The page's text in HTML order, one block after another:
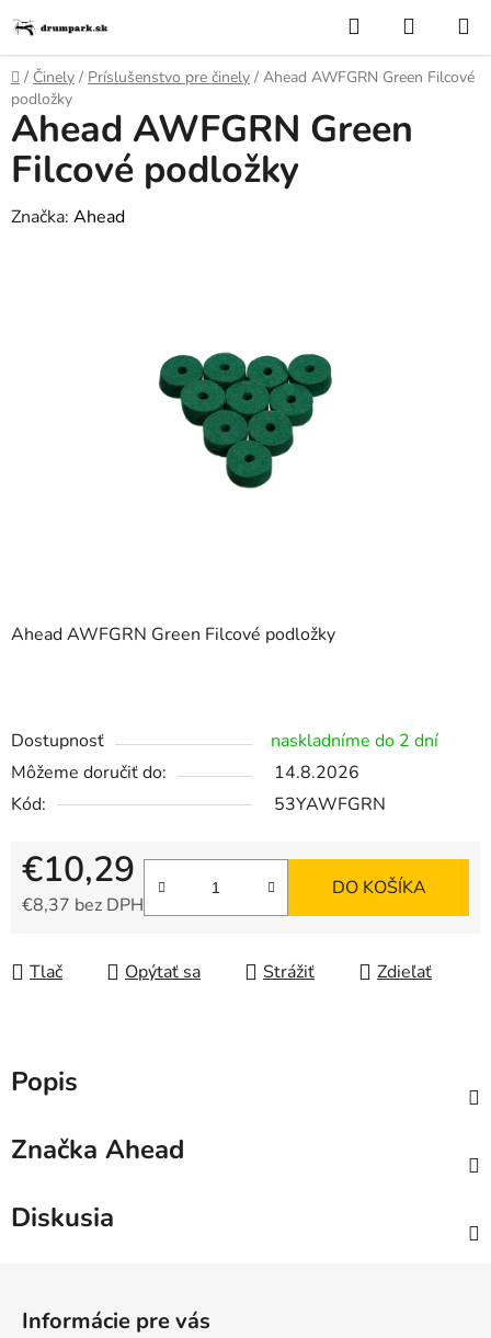
na
obsah
Hľadať
KOŠÍK
Domov
/ Činely / Príslušenstvo pre činely / Ahead AWFGRN Green Filcové
podložky
Ahead AWFGRN Green Filcové podložky
Dostupnosť
naskladníme do 2 dní
Môžeme doručiť do:
14.8.2026
Kód:
53YAWFGRN
€10,29
€8,37 bez DPH
DO KOŠÍKA
Tlač Opýtať sa Strážiť Zdieľať
Ahead AWFGRN Green
Filcové podložky
Značka: Ahead
Popis
Značka Ahead
Diskusia
Informácie pre vás